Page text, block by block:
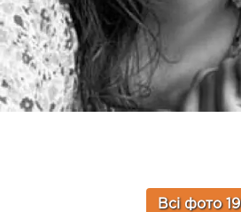
Всі фото 19